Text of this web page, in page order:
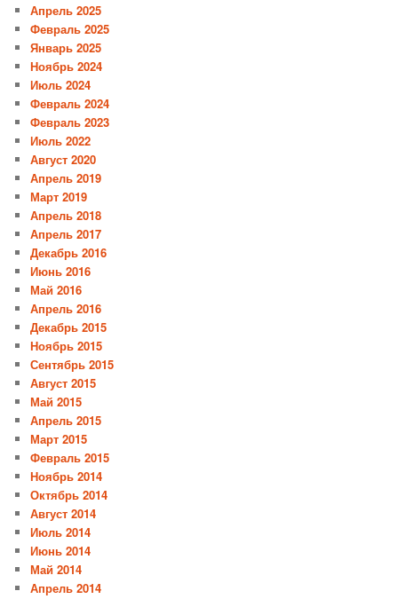
Апрель 2025
Февраль 2025
Январь 2025
Ноябрь 2024
Июль 2024
Февраль 2024
Февраль 2023
Июль 2022
Август 2020
Апрель 2019
Март 2019
Апрель 2018
Апрель 2017
Декабрь 2016
Июнь 2016
Май 2016
Апрель 2016
Декабрь 2015
Ноябрь 2015
Сентябрь 2015
Август 2015
Май 2015
Апрель 2015
Март 2015
Февраль 2015
Ноябрь 2014
Октябрь 2014
Август 2014
Июль 2014
Июнь 2014
Май 2014
Апрель 2014